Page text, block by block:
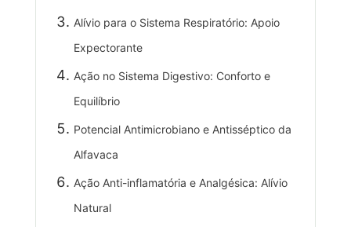
Alívio para o Sistema Respiratório: Apoio
Expectorante
Ação no Sistema Digestivo: Conforto e
Equilíbrio
Potencial Antimicrobiano e Antisséptico da
Alfavaca
Ação Anti-inflamatória e Analgésica: Alívio
Natural